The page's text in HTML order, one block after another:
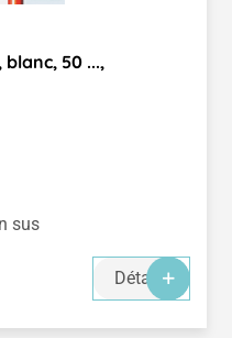
50 ...,
sus
Détails